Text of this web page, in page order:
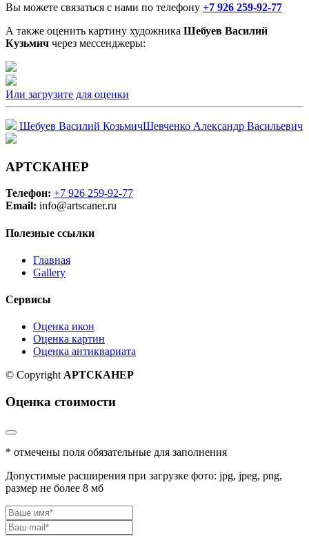
Вы можете связаться с нами по телефону +7 926 259-92-77
А также оценить картину художника Шебуев Василий
Кузьмич через мессенджеры:
Или загрузите для оценки
Шебуев Василий КозьмичШевченко Александр Васильевич
АРТСКАНЕР
Телефон: +7 926 259-92-77
Email: info@artscaner.ru
Полезные ссылки
Главная
Gallery
Сервисы
Оценка икон
Оценка картин
Оценка антиквариата
© CopyrightАРТСКАНЕР
Оценка стоимости
* отмечены поля обязательные для заполнения
Допустимые расширения при загрузке фото: jpg, jpeg, png,
размер не более 8 мб